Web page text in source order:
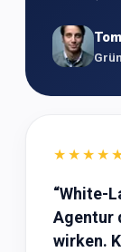
“White-
Agentur
wirken.